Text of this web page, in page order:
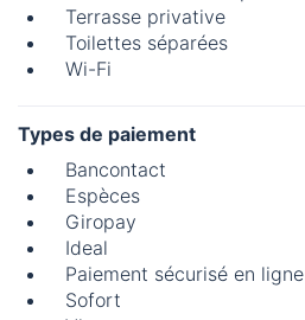
Terrasse privative
Toilettes séparées
Wi-Fi
Types de paiement
Bancontact
Espèces
Giropay
Ideal
Paiement sécurisé en ligne
Sofort